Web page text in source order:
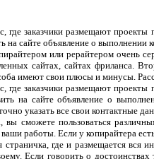
где заказчики размещают
на сайте объявление о выполнении
или рерайтером очень
сайтах, сайтах фриланса.
имеют свои плюсы и минусы.
где заказчики размещают
на сайте объявление о
указать все свои контактные
вы сможете пользоваться
работы. Если у копирайтера
страничка, где и размещается
Если говорить о